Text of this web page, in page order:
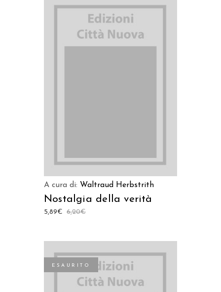
A cura di: Waltraud Herbstrith
Nostalgia della verità
6,20€
5,89€
ESAURITO